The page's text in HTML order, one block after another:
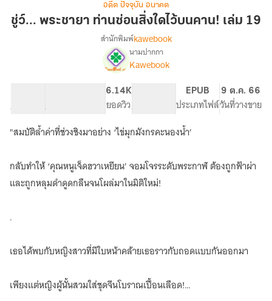
ชายา
เล่ม
อดีต ปัจจุบัน อนาคต
ชู่ว์... พระชายา ท่านซ่อนสิ่งใดไว้บนคาน! เล่ม 19
เรื่อง
ชู่ว์...
สิ่ง
ใด
บน
คาน!
สำนักพิมพ์kawebook
นามปากกา
Kawebook
จำนวนคำ จำนวนหน้า (A5)
6.14K
ยอดวิวระดับเนื้อหา
EPUB
ประเภทไฟล์
9 ต.ค. 66
วันที่วางขาย
"สมบัติล้ำค่าที่ช่วงชิงมาอย่าง ‘ไข่มุกมังกรคะนองน้ำ’
กลับทำให้ ‘คุณหนูเจ็ดฮวาเหยียน’ จอมโจรระดับพระกาฬ ต้องถูกฟ้าผ่า
และถูกหลุมดำดูดกลืนจนโผล่มาในมิติใหม่!
.
เธอได้พบกับหญิงสาวที่มีใบหน้าคล้ายเธอราวกับถอดแบบกันออกมา
เพียงแต่หญิงผู้นั้นสวมใส่ชุดจีนโบราณเปื้อนเลือด!